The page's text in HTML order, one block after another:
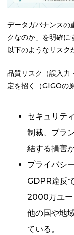
データガバナンスの
クなのか」を明確に
以下のようなリスク
品質リスク（誤入力
定を招く（GIGOの
セキュリテ
制裁、ブラ
結する損害
プライバシ
GDPR違反
2000万ユー
他の国や地
ている。